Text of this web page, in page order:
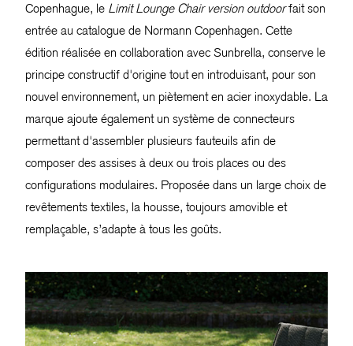
Copenhague, le Limit Lounge Chair version outdoorfait son
entrée au catalogue de Normann Copenhagen. Cette
édition réalisée en collaboration avec Sunbrella, conserve le
principe constructif d'origine tout en introduisant, pour son
nouvel environnement, un piètement en acier inoxydable. La
marque ajoute également un système de connecteurs
permettant d'assembler plusieurs fauteuils afin de
composer des assises à deux ou trois places ou des
configurations modulaires. Proposée dans un large choix de
revêtements textiles, la housse, toujours amovible et
remplaçable, s’adapte à tous les goûts.